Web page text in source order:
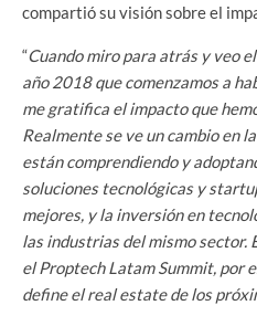
compartió su visión sobre el
“Cuando miro para atrás y veo
año 2018 que comenzamos a
me gratifica el impacto que
Realmente se ve un cambio en
están comprendiendo y
soluciones tecnológicas y
mejores, y la inversión en
las industrias del mismo sector.
el Proptech Latam Summit, por
define el real estate de los